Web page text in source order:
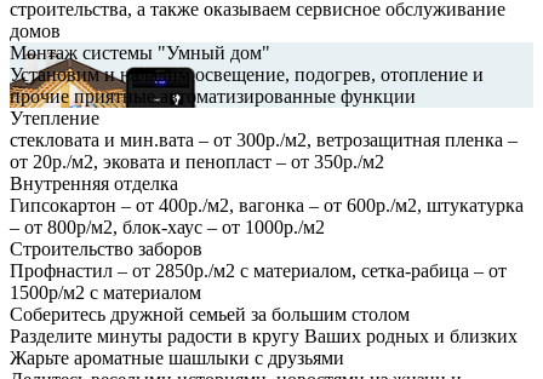
строительства, а также оказываем сервисное обслуживание
домов
Монтаж системы "Умный дом"
Установим и наладим освещение, подогрев, отопление и
прочие приятные автоматизированные функции
Утепление
стекловата и мин.вата – от 300р./м2, ветрозащитная пленка –
от 20р./м2, эковата и пенопласт – от 350р./м2
Внутренняя отделка
Гипсокартон – от 400р./м2, вагонка – от 600р./м2, штукатурка
– от 800р/м2, блок-хаус – от 1000р./м2
Строительство заборов
Профнастил – от 2850р./м2 с материалом, сетка-рабица – от
1500р/м2 с материалом
Соберитесь дружной семьей за большим столом
Разделите минуты радости в кругу Ваших родных и близких
Жарьте ароматные шашлыки с друзьями